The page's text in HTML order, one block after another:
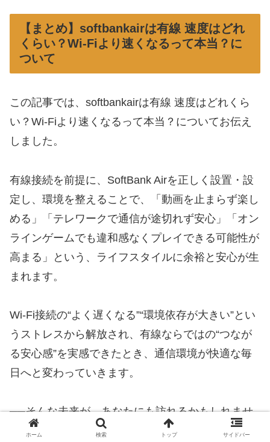
【まとめ】softbankairは有線 速度はどれ
くらい？Wi-Fiより速くなるって本当？に
ついて
この記事では、softbankairは有線 速度はどれくら
い？Wi-Fiより速くなるって本当？についてお伝え
しました。
有線接続を前提に、SoftBank Airを正しく設置・設
定し、環境を整えることで、「動画を止まらず楽し
める」「テレワークで通信が途切れず安心」「オン
ラインゲームでも違和感なくプレイできる可能性が
高まる」という、ライフスタイルに余裕と安心が生
まれます。
Wi-Fi接続の“よく遅くなる”“環境依存が大きい”とい
うストレスから解放され、有線ならではの“つなが
る安心感”を実感できたとき、通信環境が快適な毎
日へと変わっていきます。
──そんな未来が、あなたにも訪れるかもしれませ
ん。ホーム 検索 トップ サイドバー